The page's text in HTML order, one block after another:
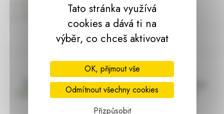
Doprava zdarma
nad 2000 Kč bez DPH
Vše máme skladem
Ihned k odeslání
Tato stránka využívá
cookies a dává ti na
výběr, co chceš aktivovat
OK, přijmout vše
Odmítnout všechny cookies
Přizpůsobit